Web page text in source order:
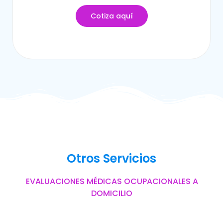
Cotiza aquí
Otros Servicios
EVALUACIONES MÉDICAS OCUPACIONALES A
DOMICILIO